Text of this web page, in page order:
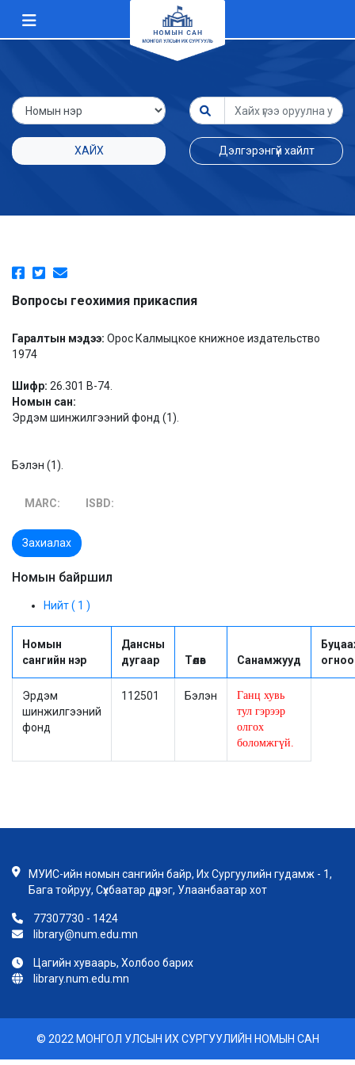
ХАЙХ Дэлгэрэнгүй хайлт
Вопросы геохимия прикаспия
Гаралтын мэдээ: Орос Калмыцкое книжное издательство
1974
Шифр: 26.301 В-74.
Номын сан:
Эрдэм шинжилгээний фонд (1).
Бэлэн (1).
MARC: ISBD:
Захиалах
Номын байршил
Нийт ( 1 )
Номын
сангийн нэр
Дансны
дугаар
Төлөв Санамжууд
огноо
Эрдэм
шинжилгээний
фонд
112501 Бэлэн
Ганц хувь
тул гэрээр
олгох
боломжгүй.
МУИС-ийн номын сангийн байр, Их Сургуулийн гудамж - 1,
Бага тойруу, Сүхбаатар дүүрэг, Улаанбаатар хот
77307730 - 1424
library@num.edu.mn
Цагийн хуваарь, Холбоо барих
library.num.edu.mn
© 2022 МОНГОЛ УЛСЫН ИХ СУРГУУЛИЙН НОМЫН САН